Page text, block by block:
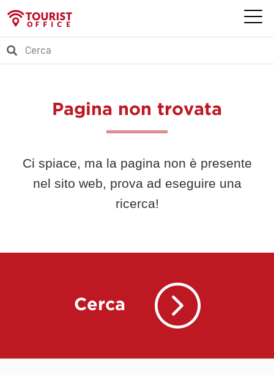
Pagina non trovata
Ci spiace, ma la pagina non è presente
nel sito web, prova ad eseguire una
ricerca!
Cerca